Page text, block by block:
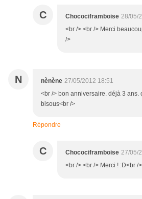
C Chocociframboise 28/05/
<br /> <br /> Merci
/>
N nènène 27/05/2012 18:51
<br /> bon anniversaire. déjà 3 ans.
bisous<br />
Répondre
C Chocociframboise 27/05/
<br /> <br /> Merci ! :D<br /